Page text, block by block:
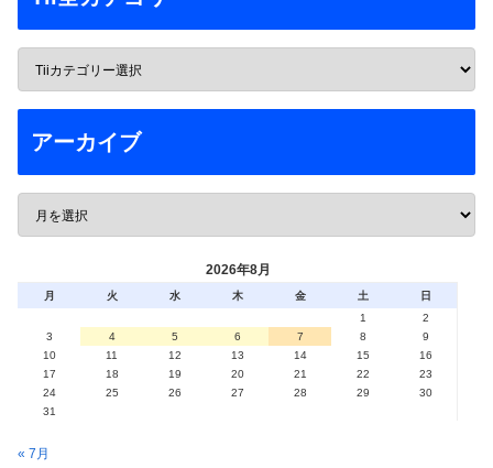
アーカイブ
2026年8月
月 火 水 木 金 土
日
1
2
3
4 5 6 7 8
9
10
11 12 13 14 15
16
17
18 19 20 21 22
23
24
25 26 27 28 29
30
31
« 7月